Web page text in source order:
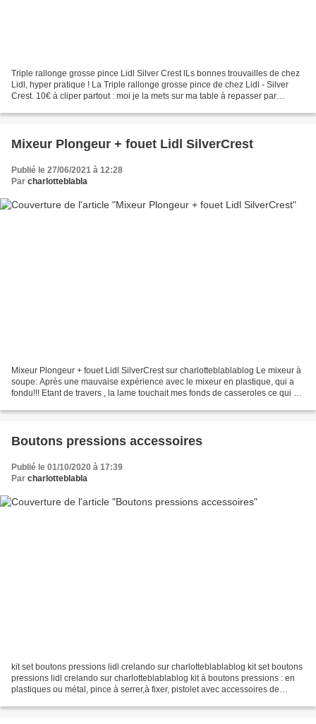
Triple rallonge grosse pince Lidl Silver Crest lLs bonnes trouvailles de chez
Lidl, hyper pratique ! La Triple rallonge grosse pince de chez Lidl - Silver
Crest. 10€ à cliper partout : moi je la mets sur ma table à repasser par
Mixeur Plongeur + fouet Lidl SilverCrest
Publié le 27/06/2021 à 12:28
Par charlotteblabla
Mixeur Plongeur + fouet Lidl SilverCrest sur charlotteblablablog Le mixeur à
soupe: Après une mauvaise expérience avec le mixeur en plastique, qui a
fondu!!! Etant de travers , la lame touchait mes fonds de casseroles ce qui a
Boutons pressions accessoires
Publié le 01/10/2020 à 17:39
Par charlotteblabla
kit set boutons pressions lidl crelando sur charlotteblablablog kit set boutons
pressions lidl crelando sur charlotteblablablog kit à boutons pressions : en
plastiques ou métal, pince à serrer,à fixer, pistolet avec accessoires de